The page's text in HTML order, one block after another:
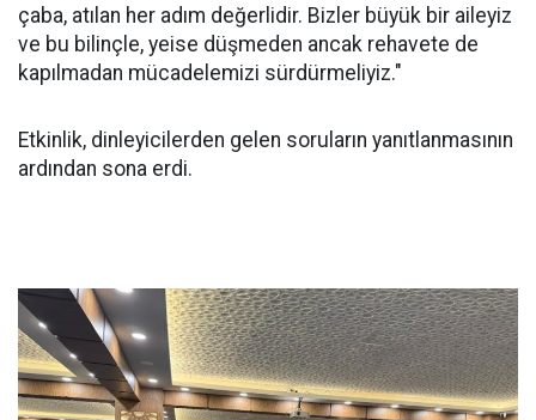
çaba, atılan her adım değerlidir. Bizler büyük bir aileyiz
ve bu bilinçle, yeise düşmeden ancak rehavete de
kapılmadan mücadelemizi sürdürmeliyiz."
Etkinlik, dinleyicilerden gelen soruların yanıtlanmasının
ardından sona erdi.